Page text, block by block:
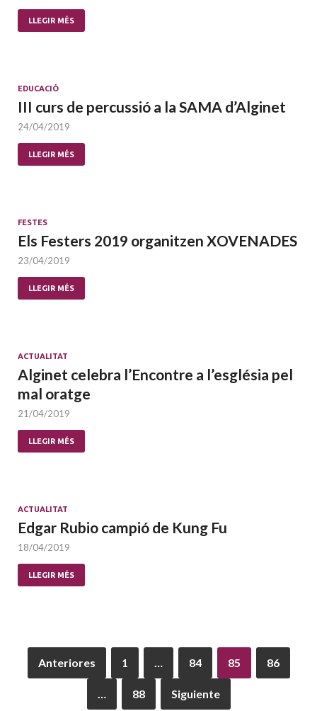
LLEGIR MÉS
EDUCACIÓ
III curs de percussió a la SAMA d’Alginet
24/04/2019
LLEGIR MÉS
FESTES
Els Festers 2019 organitzen XOVENADES
23/04/2019
LLEGIR MÉS
ACTUALITAT
Alginet celebra l’Encontre a l’església pel
mal oratge
21/04/2019
LLEGIR MÉS
ACTUALITAT
Edgar Rubio campió de Kung Fu
18/04/2019
LLEGIR MÉS
Anteriores 1 … 84 85 86
… 88 Siguiente